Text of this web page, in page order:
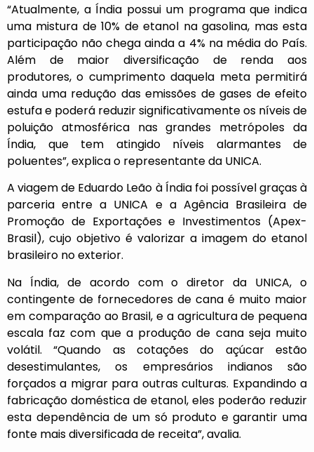
“Atualmente, a Índia possui um programa que indica
uma mistura de 10% de etanol na gasolina, mas esta
participação não chega ainda a 4% na média do País.
Além de maior diversificação de renda aos
produtores, o cumprimento daquela meta permitirá
ainda uma redução das emissões de gases de efeito
estufa e poderá reduzir significativamente os níveis de
poluição atmosférica nas grandes metrópoles da
Índia, que tem atingido níveis alarmantes de
poluentes”, explica o representante da UNICA.
A viagem de Eduardo Leão à Índia foi possível graças à
parceria entre a UNICA e a Agência Brasileira de
Promoção de Exportações e Investimentos (Apex-
Brasil), cujo objetivo é valorizar a imagem do etanol
brasileiro no exterior.
Na Índia, de acordo com o diretor da UNICA, o
contingente de fornecedores de cana é muito maior
em comparação ao Brasil, e a agricultura de pequena
escala faz com que a produção de cana seja muito
volátil. “Quando as cotações do açúcar estão
desestimulantes, os empresários indianos são
forçados a migrar para outras culturas. Expandindo a
fabricação doméstica de etanol, eles poderão reduzir
esta dependência de um só produto e garantir uma
fonte mais diversificada de receita”, avalia.